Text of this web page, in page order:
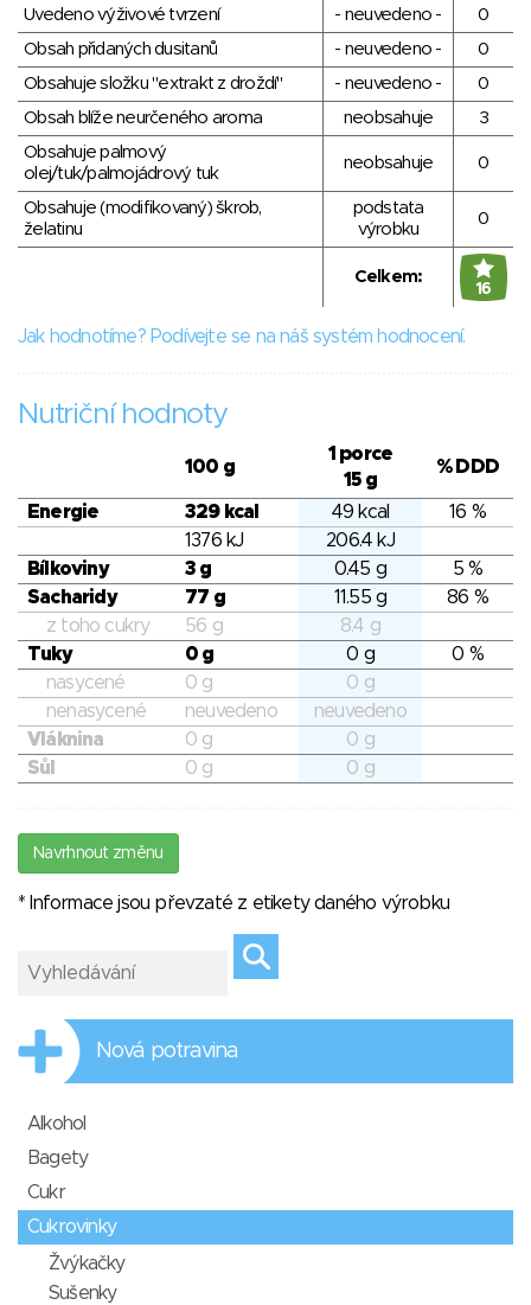
Uvedeno výživové tvrzení
- neuvedeno -
0
Obsah přidaných dusitanů
- neuvedeno -
0
Obsahuje složku "extrakt z droždí"
- neuvedeno -
0
Obsah blíže neurčeného aroma
neobsahuje
3
Obsahuje palmový
olej/tuk/palmojádrový tuk
neobsahuje 0
Obsahuje (modifikovaný) škrob,
želatinu
podstata
výrobku
0
Celkem:
16
Jak hodnotíme? Podívejte se na náš systém hodnocení.
Nutriční hodnoty
100 g
1 porce
15 g
% DDD
Energie 329 kcal 49 kcal
16 %
1376 kJ
206.4 kJ
Bílkoviny
3 g 0.45 g
5 %
Sacharidy
77 g 11.55 g
86 %
z toho cukry
56 g
8.4 g
Tuky
0 g 0 g
0 %
nasycené
0 g
0 g
nenasycené
neuvedeno
neuvedeno
Vláknina
0 g
0 g
Sůl
0 g 0 g
Navrhnout změnu
* Informace jsou převzaté z etikety daného výrobku
Nová potravina
Alkohol
Bagety
Cukr
Cukrovinky
Žvýkačky
Sušenky